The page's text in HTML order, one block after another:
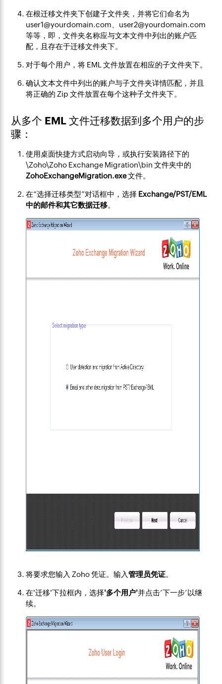
在根迁移文件夹下创建子文件夹，并将它们命名为
user1@yourdomain.com、user2@yourdomain.com
等等，即，文件夹名称应与文本文件中列出的账户匹
配，且存在于迁移文件夹下。
对于每个用户，将 EML 文件放置在相应的子文件夹下。
确认文本文件中列出的账户与子文件夹详情匹配，并且
将正确的 Zip 文件放置在每个这种子文件夹下。
从多个 EML 文件迁移数据到多个用户的步
骤：
使用桌面快捷方式启动向导，或执行安装路径下的
\Zoho\Zoho Exchange Migration\bin 文件夹中的
ZohoExchangeMigration.exe文件。
在“选择迁移类型”对话框中，选择 Exchange/PST/EML
中的邮件和其它数据迁移。
将要求您输入 Zoho 凭证。输入管理员凭证。
在'迁移'下拉框内，选择'多个用户'并点击‘下一步’以继
续。